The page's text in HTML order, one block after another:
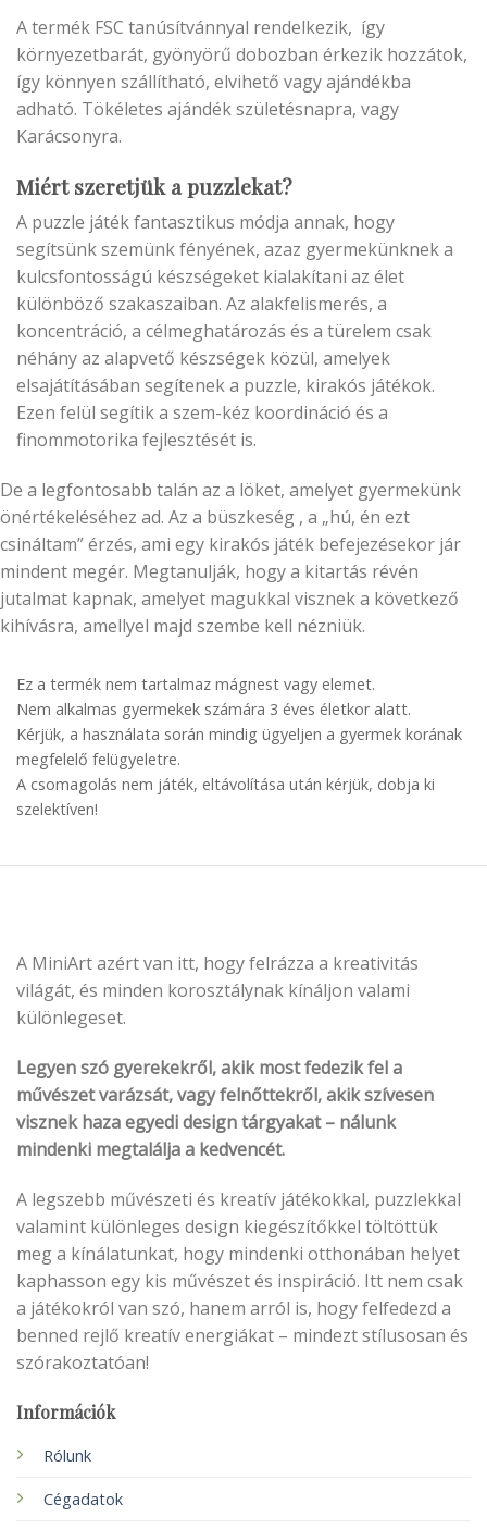
A termék FSC tanúsítvánnyal rendelkezik, így
környezetbarát, gyönyörű dobozban érkezik hozzátok,
így könnyen szállítható, elvihető vagy ajándékba
adható. Tökéletes ajándék születésnapra, vagy
Karácsonyra.
Miért szeretjük a puzzlekat?
A puzzle játék fantasztikus módja annak, hogy
segítsünk szemünk fényének, azaz gyermekünknek a
kulcsfontosságú készségeket kialakítani az élet
különböző szakaszaiban. Az alakfelismerés, a
koncentráció, a célmeghatározás és a türelem csak
néhány az alapvető készségek közül, amelyek
elsajátításában segítenek a puzzle, kirakós játékok.
Ezen felül segítik a szem-kéz koordináció és a
finommotorika fejlesztését is.
De a legfontosabb talán az a löket, amelyet gyermekünk
önértékeléséhez ad. Az a büszkeség , a „hú, én ezt
csináltam” érzés, ami egy kirakós játék befejezésekor jár
mindent megér. Megtanulják, hogy a kitartás révén
jutalmat kapnak, amelyet magukkal visznek a következő
kihívásra, amellyel majd szembe kell nézniük.
Ez a termék nem tartalmaz mágnest vagy elemet.
Nem alkalmas gyermekek számára 3 éves életkor alatt.
Kérjük, a használata során mindig ügyeljen a gyermek korának
megfelelő felügyeletre.
A csomagolás nem játék, eltávolítása után kérjük, dobja ki
szelektíven!
A MiniArt azért van itt, hogy felrázza a kreativitás
világát, és minden korosztálynak kínáljon valami
különlegeset.
Legyen szó gyerekekről, akik most fedezik fel a
művészet varázsát, vagy felnőttekről, akik szívesen
visznek haza egyedi design tárgyakat – nálunk
mindenki megtalálja a kedvencét.
A legszebb művészeti és kreatív játékokkal, puzzlekkal
valamint különleges design kiegészítőkkel töltöttük
meg a kínálatunkat, hogy mindenki otthonában helyet
kaphasson egy kis művészet és inspiráció. Itt nem csak
a játékokról van szó, hanem arról is, hogy felfedezd a
benned rejlő kreatív energiákat – mindezt stílusosan és
szórakoztatóan!
Információk
Rólunk
Cégadatok